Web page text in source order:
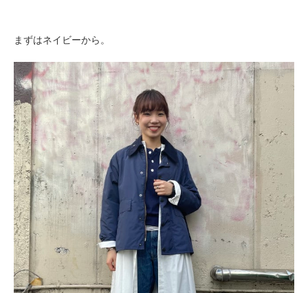
まずはネイビーから。